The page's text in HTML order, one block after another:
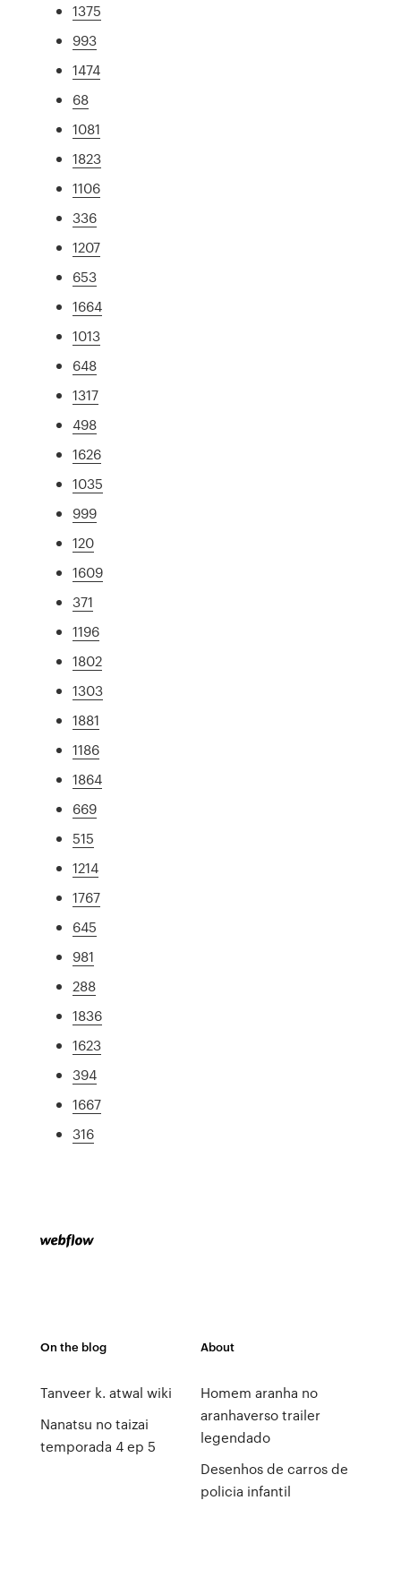
1375
993
1474
68
1081
1823
1106
336
1207
653
1664
1013
648
1317
498
1626
1035
999
120
1609
371
1196
1802
1303
1881
1186
1864
669
515
1214
1767
645
981
288
1836
1623
394
1667
316
On the blog
Tanveer k. atwal wiki
Nanatsu no taizai
temporada 4 ep 5
About
Homem aranha no
aranhaverso trailer
legendado
Desenhos de carros de
policia infantil